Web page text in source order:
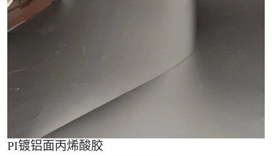
PI镀铝面丙烯酸胶